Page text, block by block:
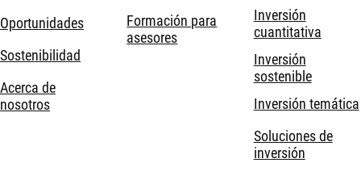
Oportunidades
Sostenibilidad
Acerca de
nosotros
Formación para
asesores
Inversión
cuantitativa
Inversión
sostenible
Inversión temática
Soluciones de
inversión